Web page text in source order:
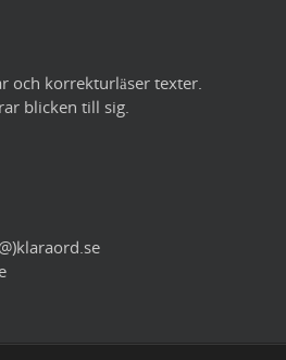
och korrekturläser texter.
blicken till sig.